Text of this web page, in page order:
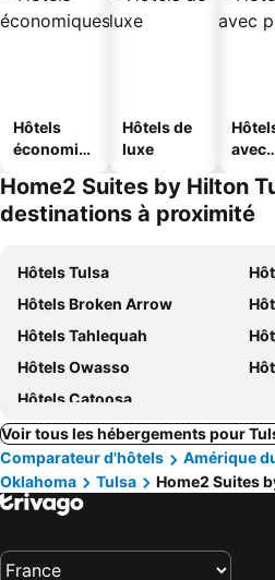
Hôtels
économiq
Hôtels de
luxe
avec
Home2 Suites by Hilton
destinations à proximité
Hôtels Tulsa
Hôtels Broken Arrow
Hôtels Tahlequah
Hôtels Owasso
Hôtels Catoosa
Voir tous les hébergements pour
Comparateur d'hôtels
Amérique
Oklahoma
Tulsa Home2 Suites